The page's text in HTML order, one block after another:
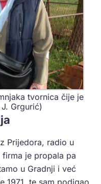
tvornica čije je
Grgurić)
Prijedora, radio u
firma je propala pa
u Gradnji i već